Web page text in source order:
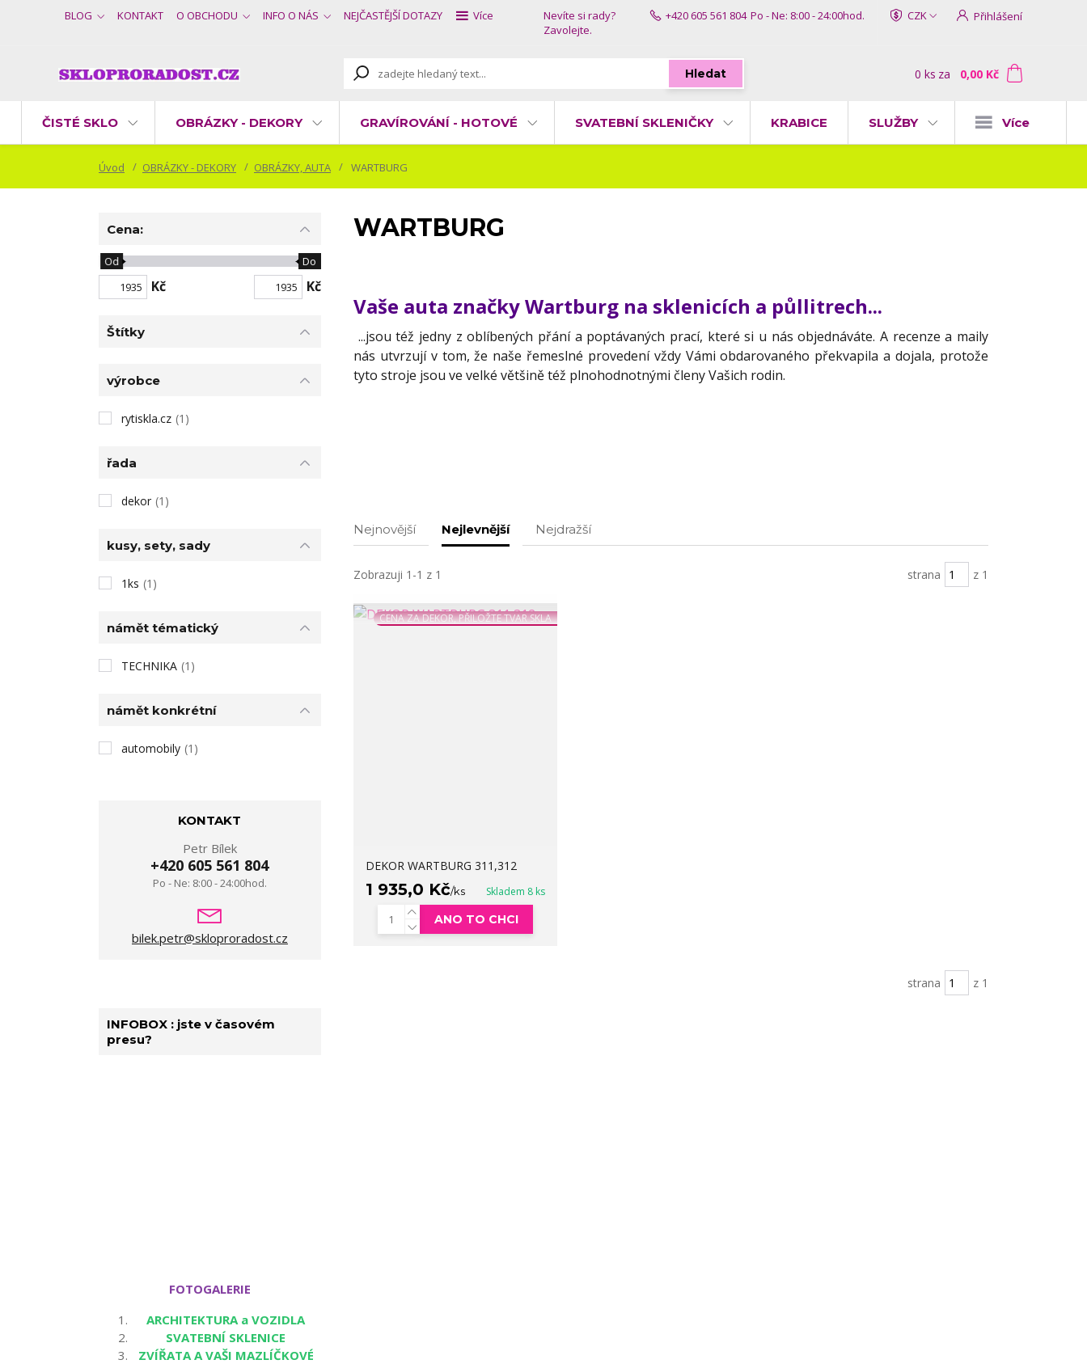
BLOG KONTAKT O OBCHODU INFO O NÁS NEJČASTĚJŠÍ DOTAZY Více CZK Přihlášení
Hledat
Nevíte si rady?
Zavolejte.
+420 605 561 804 Po - Ne: 8:00 - 24:00hod.
0 ks za 0,00 Kč
ČISTÉ SKLO OBRÁZKY - DEKORY GRAVÍROVÁNÍ - HOTOVÉ SVATEBNÍ SKLENIČKY KRABICE SLUŽBY Více
Úvod OBRÁZKY - DEKORY OBRÁZKY, AUTA WARTBURG
WARTBURG
Vaše auta značky Wartburg na sklenicích a půllitrech...
...jsou též jedny z oblíbených přání a poptávaných prací, které si u nás objednáváte. A recenze a maily
nás utvrzují v tom, že naše řemeslné provedení vždy Vámi obdarovaného překvapila a dojala, protože
tyto stroje jsou ve velké většině též plnohodnotnými členy Vašich rodin.
Nejnovější Nejlevnější Nejdražší
Zobrazuji 1-1 z 1 strana z 1
CENA ZA DEKOR, PŘILOŽTE TVAR SKLA
DEKOR WARTBURG 311,312
1 935,0 Kč/ks Skladem 8 ks
ANO TO CHCI
strana z 1
Cena:
Kč
Od Do
Kč
Štítky
výrobce
rytiskla.cz (1)
řada
dekor (1)
kusy, sety, sady
1ks (1)
námět tématický
TECHNIKA (1)
námět konkrétní
automobily (1)
KONTAKT
Petr Bílek
+420 605 561 804
Po - Ne: 8:00 - 24:00hod.
bilek.petr@skloproradost.cz
INFOBOX : jste v časovém
presu?
FOTOGALERIE
ARCHITEKTURA a VOZIDLA
SVATEBNÍ SKLENICE
ZVÍŘATA A VAŠI MAZLÍČKOVÉ